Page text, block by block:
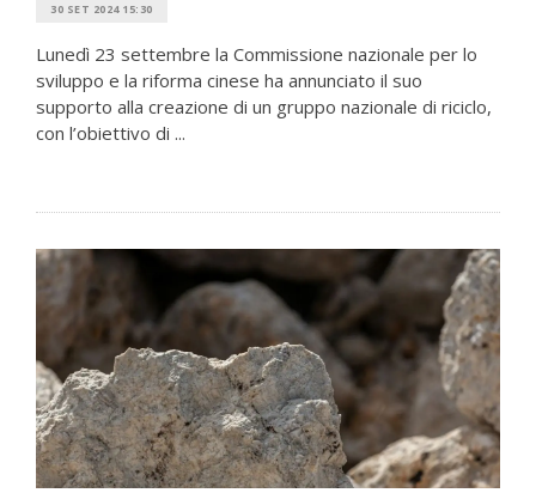
30 SET 2024 15:30
Lunedì 23 settembre la Commissione nazionale per lo
sviluppo e la riforma cinese ha annunciato il suo
supporto alla creazione di un gruppo nazionale di riciclo,
con l’obiettivo di ...